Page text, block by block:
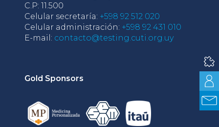
C.P: 11.500
Celular secretaría: +598 92 512 020
Celular administración: +598 92 431 010
E-mail: contacto@testing.cuti.org.uy
Gold Sponsors